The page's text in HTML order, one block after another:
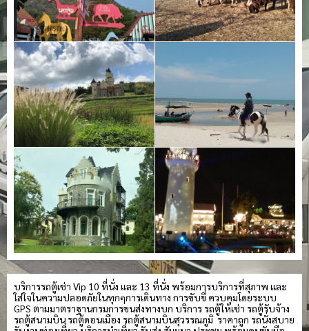
บริการรถตู้เช่า Vip 10 ที่นั่ง และ 13 ที่นั่ง พร้อมการบริการที่สุภาพ และ
ใส่ใจในความปลอดภัยในทุกๆการเดินทาง การขับขี่ ควบคุมโดยระบบ
GPS ตามมาตราฐานกรมการขนส่งทางบก บริการ รถตู้ให้เช่า รถตู้รับจ้าง
รถตู้สนามบิน รถตู้ดอนเมือง รถตู้สนามบินสุวรรณภูมิ ราคาถูก รถนั่งสบาย